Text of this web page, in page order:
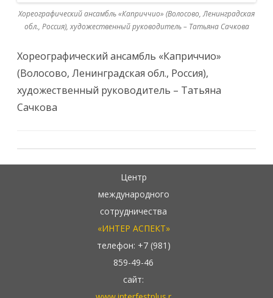
Хореографический ансамбль «Каприччио» (Волосово, Ленинградская
обл., Россия), художественный руководитель – Татьяна Сачкова
Хореографический ансамбль «Каприччио»
(Волосово, Ленинградская обл., Россия),
художественный руководитель – Татьяна
Сачкова
Центр
международного
сотрудничества
«ИНТЕР АСПЕКТ»
телефон: +7 (981)
859-49-46
сайт: